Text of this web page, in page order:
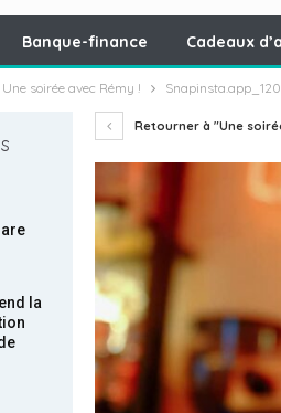
Banque-finance Cadeaux
Une soirée avec Rémy !
Retourner à "Une
la